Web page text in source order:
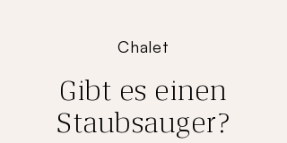
Chalet
Gibt es einen
Staubsauger?